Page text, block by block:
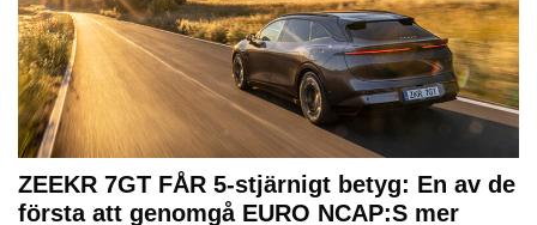
ZEEKR 7GT FÅR 5-stjärnigt betyg: En av de
första att genomgå EURO NCAP:S mer